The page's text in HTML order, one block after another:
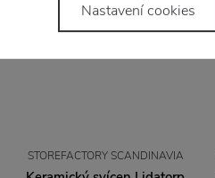
STOREFACTORY SCANDINAVIA
Nastavení cookies